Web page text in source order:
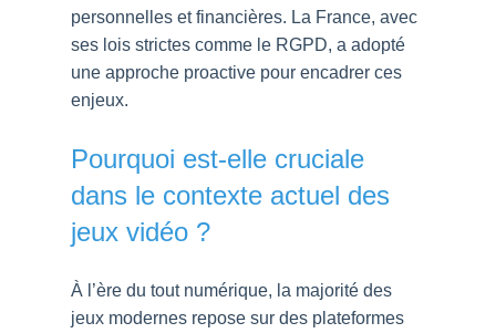
personnelles et financières. La France, avec
ses lois strictes comme le RGPD, a adopté
une approche proactive pour encadrer ces
enjeux.
Pourquoi est-elle cruciale
dans le contexte actuel des
jeux vidéo ?
À l’ère du tout numérique, la majorité des
jeux modernes repose sur des plateformes